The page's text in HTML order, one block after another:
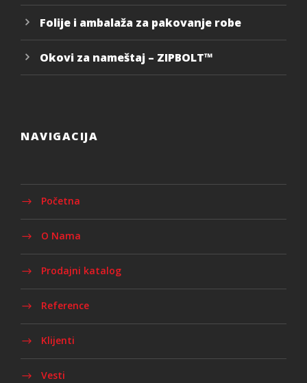
Folije i ambalaža za pakovanje robe
Okovi za nameštaj – ZIPBOLT™
NAVIGACIJA
Početna
O Nama
Prodajni katalog
Reference
Klijenti
Vesti